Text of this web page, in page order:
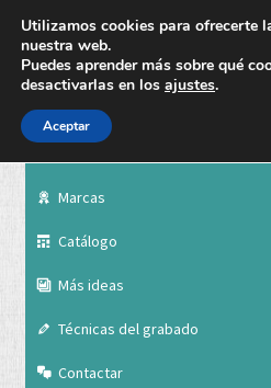
Marcas
Catálogo
Más ideas
Técnicas del grabado
Contactar
Utilizamos cookies para ofrecerte
nuestra web.
Puedes aprender más sobre qué
desactivarlas en los ajustes.
Aceptar